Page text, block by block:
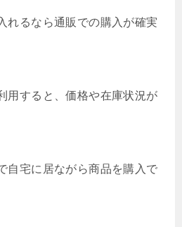
れるなら通販での購入が確実
用すると、価格や在庫状況が
自宅に居ながら商品を購入で